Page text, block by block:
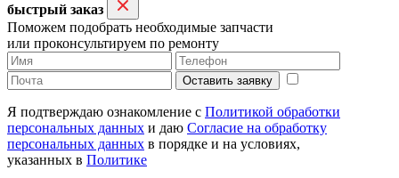
быстрый заказ
Поможем подобрать необходимые запчасти
или проконсультируем по ремонту
Оставить заявку
Я подтверждаю ознакомление с Политикой обработки
персональных данных и даю Согласие на обработку
персональных данных в порядке и на условиях,
указанных в Политике